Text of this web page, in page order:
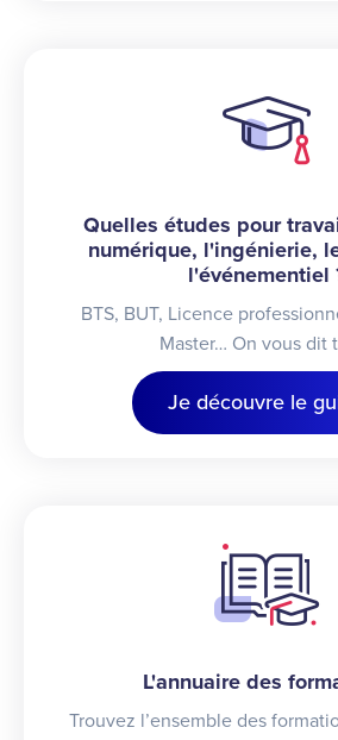
Quelles études pour
numérique, l'ingénierie,
l'événementiel
BTS, BUT, Licence
Master… On vous dit
Je découvre le
L'annuaire des
Trouvez l’ensemble des